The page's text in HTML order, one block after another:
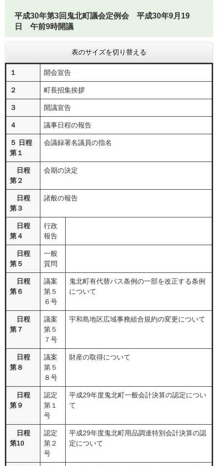
平成30年第3回鬼北町議会定例会 平成30年9月19
日 午前9時開議
表のサイズを切り替える
１ 開会宣告
２ 町長招集挨拶
３ 開議宣告
４ 議事日程の報告
５ 日程
第１
会議録署名議員の指名
日程
第２
会期の決定
日程
第３
諸般の報告
日程
第４
行政
報告
日程
第５
一般
質問
日程
第６
議案
第５
６号
鬼北町有代替バス条例の一部を改正する条例
について
日程
第７
議案
第５
７号
宇和島地区広域事務組合規約の変更について
日程
第８
議案
第５
８号
財産の取得について
日程
第９
認定
第１
号
平成29年度鬼北町一般会計決算の認定につい
て
日程
第10
認定
第２
号
平成29年度鬼北町用品調達特別会計決算の認
定について